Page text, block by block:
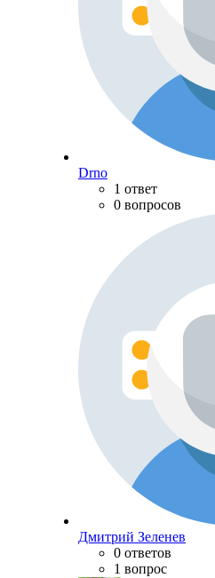
Drno
1 ответ
0 вопросов
Дмитрий Зеленев
0 ответов
1 вопрос